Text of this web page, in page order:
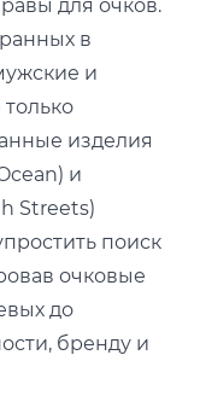
для очков.
в
и
изделия
и
Streets)
поиск
очковые
до
бренду и